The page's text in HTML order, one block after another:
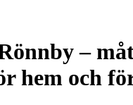
–
hem och